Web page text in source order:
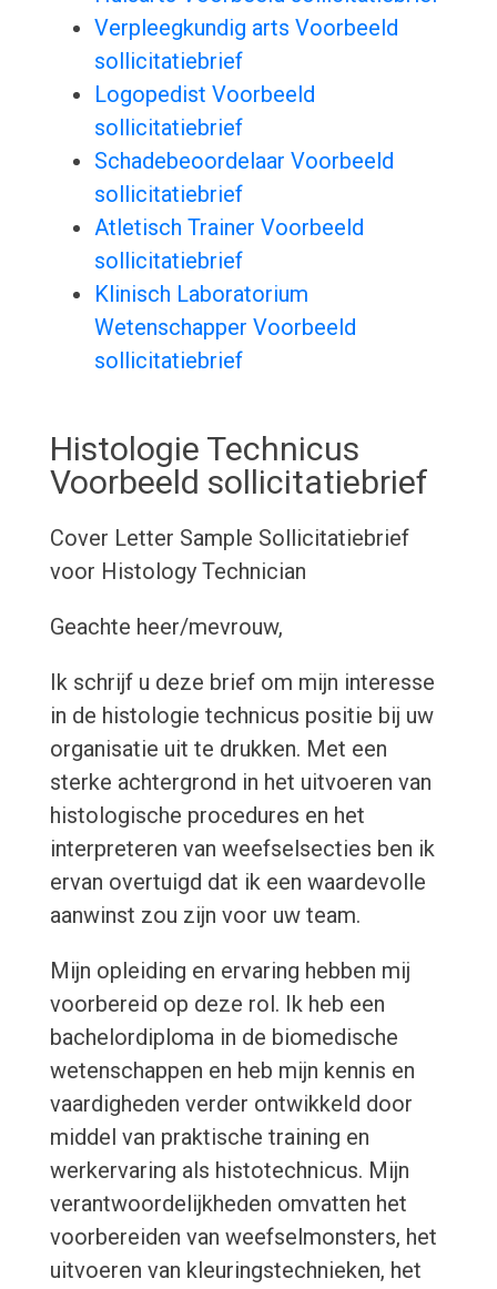
Verpleegkundig arts Voorbeeld
sollicitatiebrief
Logopedist Voorbeeld
sollicitatiebrief
Schadebeoordelaar Voorbeeld
sollicitatiebrief
Atletisch Trainer Voorbeeld
sollicitatiebrief
Klinisch Laboratorium
Wetenschapper Voorbeeld
sollicitatiebrief
Histologie Technicus
Voorbeeld sollicitatiebrief
Cover Letter Sample Sollicitatiebrief
voor Histology Technician
Geachte heer/mevrouw,
Ik schrijf u deze brief om mijn interesse
in de histologie technicus positie bij uw
organisatie uit te drukken. Met een
sterke achtergrond in het uitvoeren van
histologische procedures en het
interpreteren van weefselsecties ben ik
ervan overtuigd dat ik een waardevolle
aanwinst zou zijn voor uw team.
Mijn opleiding en ervaring hebben mij
voorbereid op deze rol. Ik heb een
bachelordiploma in de biomedische
wetenschappen en heb mijn kennis en
vaardigheden verder ontwikkeld door
middel van praktische training en
werkervaring als histotechnicus. Mijn
verantwoordelijkheden omvatten het
voorbereiden van weefselmonsters, het
uitvoeren van kleuringstechnieken, het